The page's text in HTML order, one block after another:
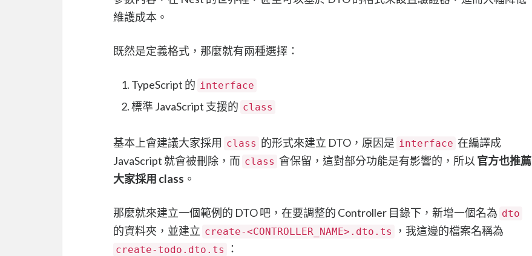
維護成本。
既然是定義格式，那麼就有兩種選擇：
TypeScript 的 interface
標準 JavaScript 支援的 class
基本上會建議大家採用 class 的形式來建立 DTO，原因是 interface 在編譯成
JavaScript 就會被刪除，而 class 會保留，這對部分功能是有影響的，所以 官方也推薦
大家採用 class 。
那麼就來建立一個範例的 DTO 吧，在要調整的 Controller 目錄下，新增一個名為 dto
的資料夾，並建立 create-<CONTROLLER_NAME>.dto.ts ，我這邊的檔案名稱為
create-todo.dto.ts ：